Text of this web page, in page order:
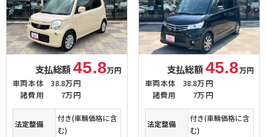
支払総額45.8万円
車両本体
38.8万円
諸費用
7万円
法定整備
付き(車輌価格に含
む)
支払総額45.8万円
車両本体
38.8万円
諸費用
7万円
法定整備
付き(車輌価格に含
む)